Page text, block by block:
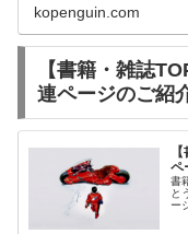
kopenguin.com
【書籍・雑誌
連ページのご紹
ペ
書
と
ー